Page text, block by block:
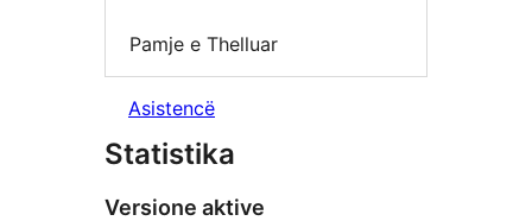
Pamje e Thelluar
Asistencë
Statistika
Versione aktive